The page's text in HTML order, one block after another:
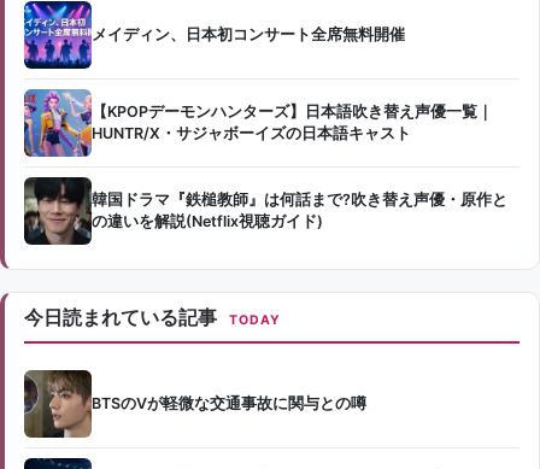
メイディン、日本初コンサート全席無料開催
【KPOPデーモンハンターズ】日本語吹き替え声優一覧｜
HUNTR/X・サジャボーイズの日本語キャスト
韓国ドラマ『鉄槌教師』は何話まで?吹き替え声優・原作と
の違いを解説(Netflix視聴ガイド)
今日読まれている記事 TODAY
BTSのVが軽微な交通事故に関与との噂